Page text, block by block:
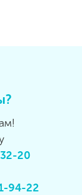
20
94-22